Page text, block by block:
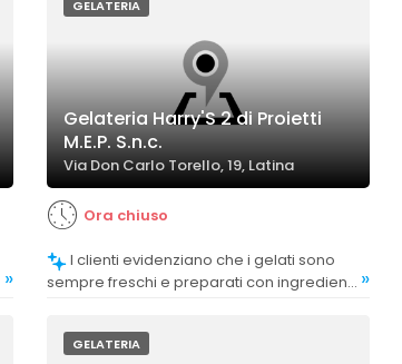
»
GELATERIA
Gelateria Harry'S 2 di Proietti
M.E.P. S.n.c.
Via Don Carlo Torello, 19, Latina
Ora chiuso
I clienti evidenziano che i gelati sono
sempre freschi e preparati con ingredienti »
GELATERIA